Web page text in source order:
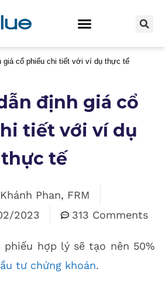
giá cổ phiếu chi tiết với ví dụ thực tế
định giá cổ
tiết với ví dụ
thực tế
Khánh Phan, FRM
2023
313 Comments
phiếu hợp lý sẽ tạo nên 50%
tư chứng khoán.